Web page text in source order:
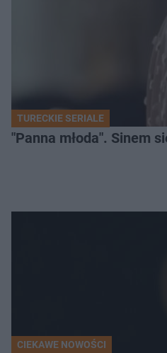
TURECKIE SERIALE
"Panna młoda". Sinem
CIEKAWE NOWOŚCI